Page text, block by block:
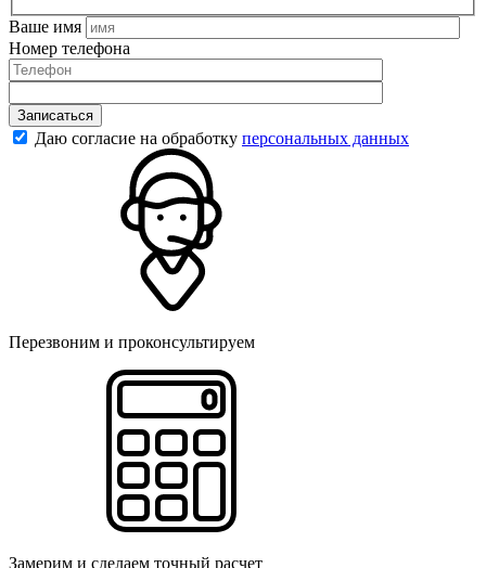
Ваше имя
Номер телефона
Записаться
Даю согласие на обработку персональных данных
Перезвоним и проконсультируем
Замерим и сделаем точный расчет